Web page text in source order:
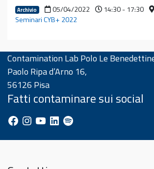
Archivio 05/04/2022 14:30 - 17:30
Seminari CYB+ 2022
Contamination Lab Polo Le
Paolo Ripa d’Arno 16,
56126 Pisa
Fatti contaminare sui social
Facebook
Instagram
YouTube
LinkedInSpotify